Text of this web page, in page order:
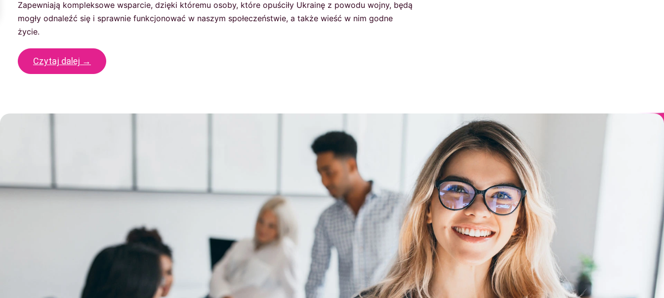
Zapewniają kompleksowe wsparcie, dzięki któremu osoby, które opuściły Ukrainę z powodu wojny, będą
mogły odnaleźć się i sprawnie funkcjonować w naszym społeczeństwie, a także wieść w nim godne
życie.
Czytaj dalej →